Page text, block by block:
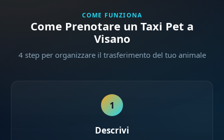
COME FUNZIONA
Come Prenotare un Taxi Pet a
Visano
4 step per organizzare il trasferimento del tuo animale
1
Descrivi